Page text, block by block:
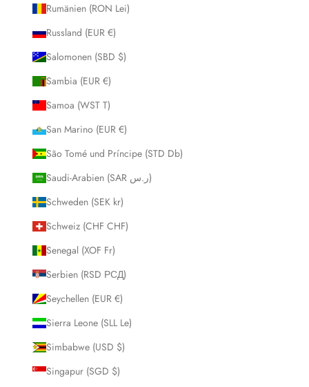
Rumänien (RON Lei)
Russland (EUR €)
Salomonen (SBD $)
Sambia (EUR €)
Samoa (WST T)
San Marino (EUR €)
São Tomé und Príncipe (STD Db)
Saudi-Arabien (SAR ر.س)
Schweden (SEK kr)
Schweiz (CHF CHF)
Senegal (XOF Fr)
Serbien (RSD РСД)
Seychellen (EUR €)
Sierra Leone (SLL Le)
Simbabwe (USD $)
Singapur (SGD $)